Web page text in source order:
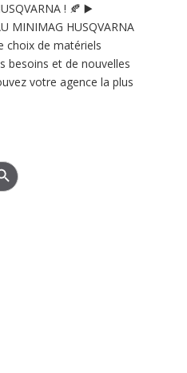
! 🍂 ▶️
MINIMAG HUSQVARNA
choix de matériels
besoins et de nouvelles
votre agence la plus